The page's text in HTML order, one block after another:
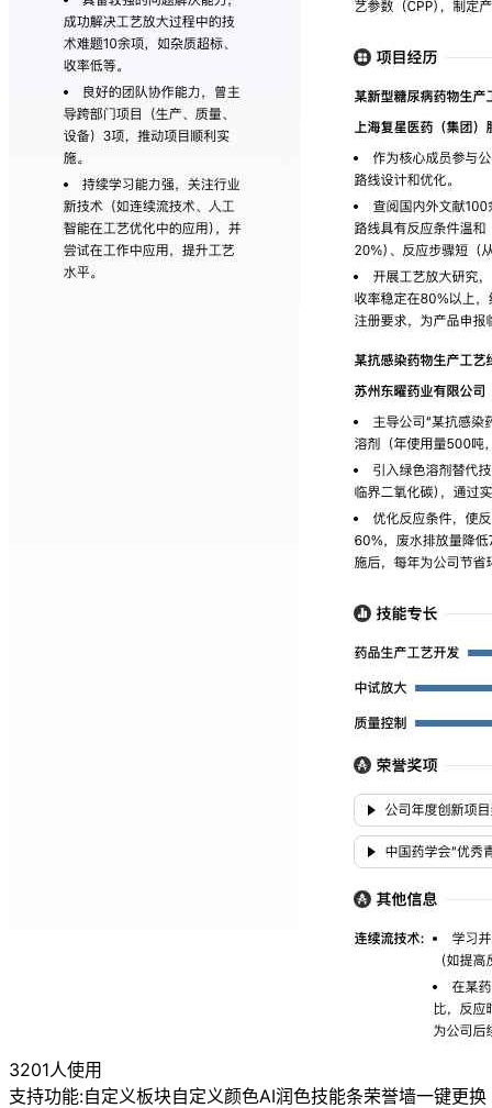
3201人使用
支持功能:自定义板块自定义颜色AI润色技能条荣誉墙一键更换